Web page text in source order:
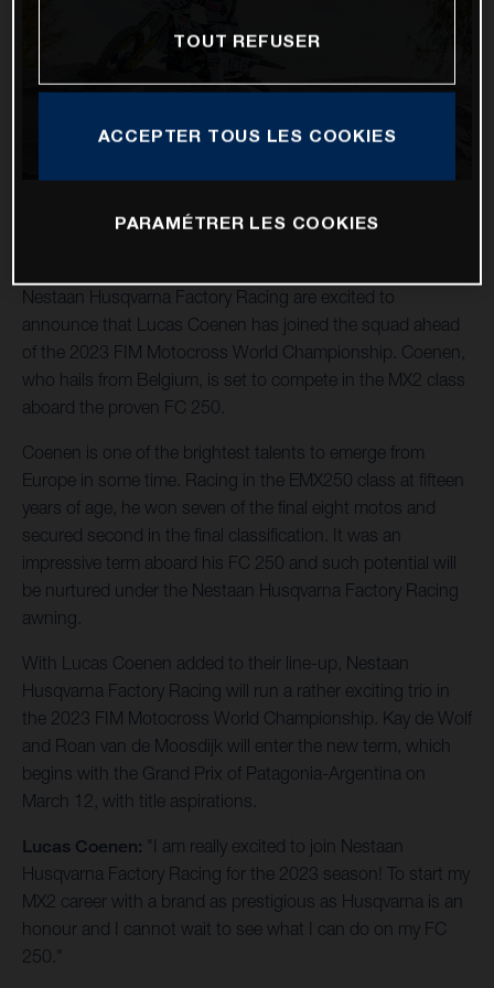
Nestaan Husqvarna Factory Racing are excited to
announce that Lucas Coenen has joined the squad ahead
of the 2023 FIM Motocross World Championship. Coenen,
who hails from Belgium, is set to compete in the MX2 class
aboard the proven FC 250.
Coenen is one of the brightest talents to emerge from
Europe in some time. Racing in the EMX250 class at fifteen
years of age, he won seven of the final eight motos and
secured second in the final classification. It was an
impressive term aboard his FC 250 and such potential will
be nurtured under the Nestaan Husqvarna Factory Racing
awning.
With Lucas Coenen added to their line-up, Nestaan
Husqvarna Factory Racing will run a rather exciting trio in
the 2023 FIM Motocross World Championship. Kay de Wolf
and Roan van de Moosdijk will enter the new term, which
begins with the Grand Prix of Patagonia-Argentina on
March 12, with title aspirations.
Lucas Coenen: "I am really excited to join Nestaan
Husqvarna Factory Racing for the 2023 season! To start my
MX2 career with a brand as prestigious as Husqvarna is an
honour and I cannot wait to see what I can do on my FC
250."
TOUT REFUSER
ACCEPTER TOUS LES COOKIES
PARAMÉTRER LES COOKIES